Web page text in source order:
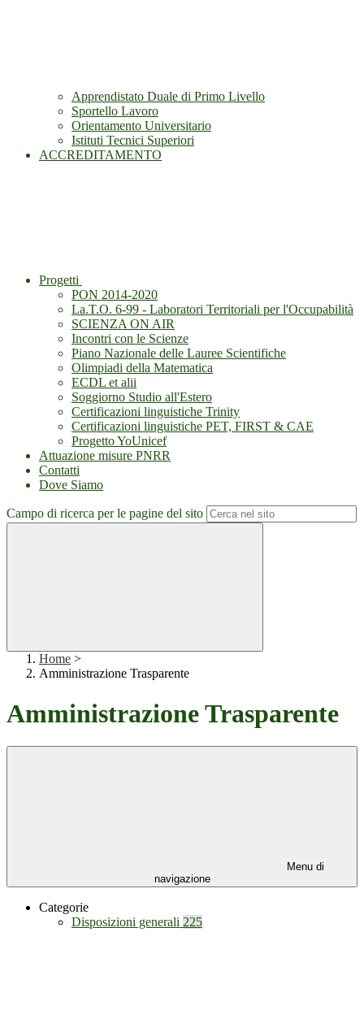
Apprendistato Duale di Primo Livello
Sportello Lavoro
Orientamento Universitario
Istituti Tecnici Superiori
ACCREDITAMENTO
Progetti
PON 2014-2020
La.T.O. 6-99 - Laboratori Territoriali per l'Occupabilità
SCIENZA ON AIR
Incontri con le Scienze
Piano Nazionale delle Lauree Scientifiche
Olimpiadi della Matematica
ECDL et alii
Soggiorno Studio all'Estero
Certificazioni linguistiche Trinity
Certificazioni linguistiche PET, FIRST & CAE
Progetto YoUnicef
Attuazione misure PNRR
Contatti
Dove Siamo
Campo di ricerca per le pagine del sito
Home >
Amministrazione Trasparente
Amministrazione Trasparente
Menu di
navigazione
Categorie
Disposizioni generali 225